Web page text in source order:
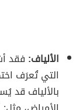
الألياف:
بالألياف قد